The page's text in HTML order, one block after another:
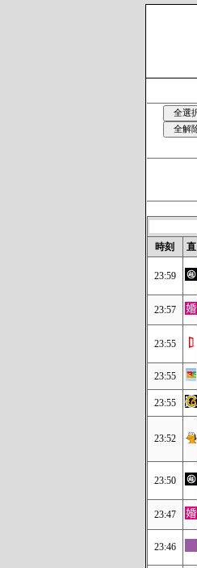
時刻
直
23:59
23:57
23:55
23:55
23:55
23:52
23:50
23:47
23:46